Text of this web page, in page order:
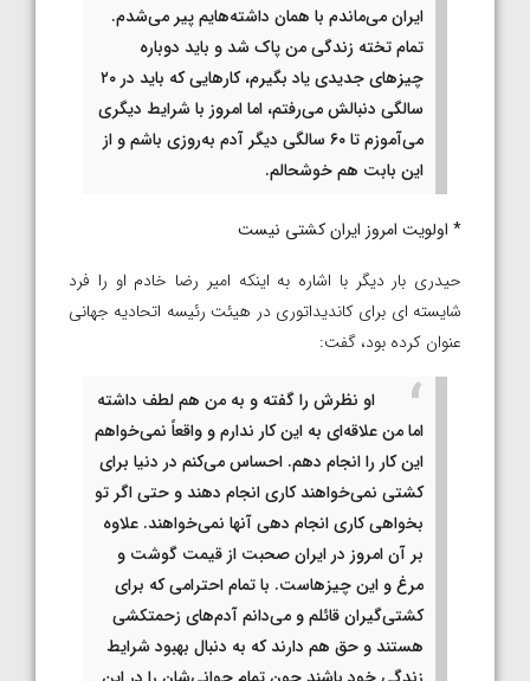
ایران می‌ماندم با همان داشته‌هایم پیر می‌شدم.
تمام تخته زندگی من پاک شد و باید دوباره
چیزهای جدیدی یاد بگیرم، کارهایی که باید در ۲۰
سالگی دنبالش می‌رفتم، اما امروز با شرایط دیگری
می‌آموزم تا ۶۰ سالگی دیگر آدم به‌روزی باشم و از
این بابت هم خوشحالم.
* اولویت امروز ایران کشتی نیست
حیدری بار دیگر با اشاره به اینکه امیر رضا خادم او را فرد
شایسته‌ ای برای کاندیداتوری در هیئت رئیسه اتحادیه جهانی
عنوان کرده بود، گفت:
او نظرش را گفته و به من هم لطف داشته
اما من علاقه‌ای به این کار ندارم و واقعاً نمی‌خواهم
این کار را انجام دهم. احساس می‌کنم در دنیا برای
کشتی نمی‌خواهند کاری انجام دهند و حتی اگر تو
بخواهی کاری انجام دهی آنها نمی‌خواهند. علاوه
بر آن امروز در ایران صحبت از قیمت گوشت و
مرغ و این چیزهاست. با تمام احترامی که برای
کشتی‌گیران قائلم و می‌دانم آدم‌های زحمتکشی
هستند و حق هم دارند که به دنبال بهبود شرایط